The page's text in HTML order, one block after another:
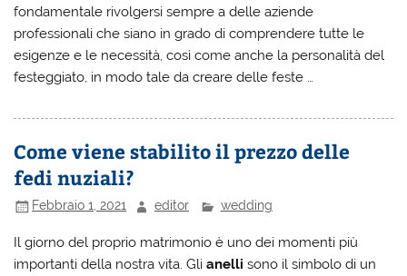
fondamentale rivolgersi sempre a delle aziende
professionali che siano in grado di comprendere tutte le
esigenze e le necessità, così come anche la personalità del
festeggiato, in modo tale da creare delle feste …
Come viene stabilito il prezzo delle
fedi nuziali?
Febbraio 1, 2021 editor wedding
Il giorno del proprio matrimonio è uno dei momenti più
importanti della nostra vita. Glianelli sono il simbolo di un